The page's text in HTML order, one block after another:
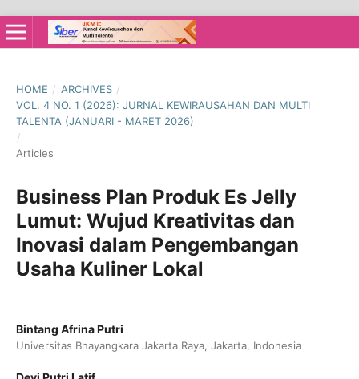
HOME / ARCHIVES /
VOL. 4 NO. 1 (2026): JURNAL KEWIRAUSAHAN DAN MULTI
TALENTA (JANUARI - MARET 2026)
/
Articles
Business Plan Produk Es Jelly
Lumut: Wujud Kreativitas dan
Inovasi dalam Pengembangan
Usaha Kuliner Lokal
Bintang Afrina Putri
Universitas Bhayangkara Jakarta Raya, Jakarta, Indonesia